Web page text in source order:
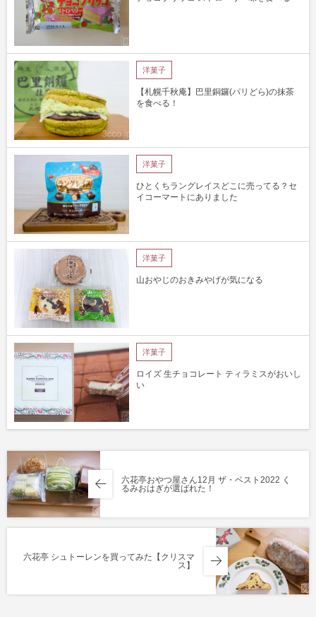
洋菓子
【札幌千秋庵】巴里銅鑼(パリどら)の抹茶
を食べる！
洋菓子
ひとくちラングレイスどこに売ってる？セ
イコーマートにありました
洋菓子
山おやじのおきみやげが気になる
洋菓子
ロイズ 生チョコレート ティラミスがおいし
い
六花亭おやつ屋さん12月 ザ・ベスト2022 く
るみおはぎが選ばれた！
六花亭 シュトーレンを買ってみた【クリスマ
ス】